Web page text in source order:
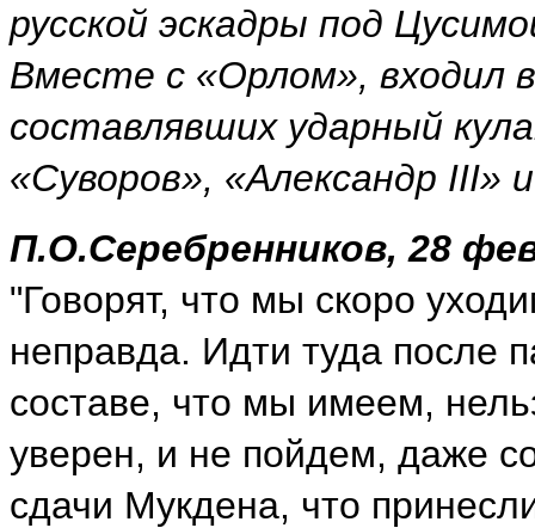
русской эскадры под
Вместе с «Орлом», входил
составлявших ударный
«Суворов», «Александр III»
П.О.Серебренников, 28
"Говорят, что мы скоро
неправда. Идти туда после
составе, что мы имеем,
уверен, и не пойдем, даже
сдачи Мукдена, что